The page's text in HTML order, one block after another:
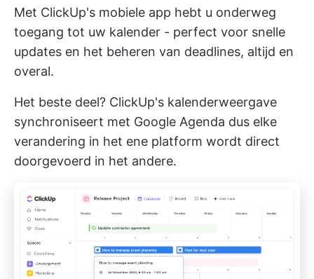
Met ClickUp's mobiele app hebt u onderweg
toegang tot uw kalender - perfect voor snelle
updates en het beheren van deadlines, altijd en
overal.
Het beste deel? ClickUp's kalenderweergave
synchroniseert met Google Agenda dus elke
verandering in het ene platform wordt direct
doorgevoerd in het andere.